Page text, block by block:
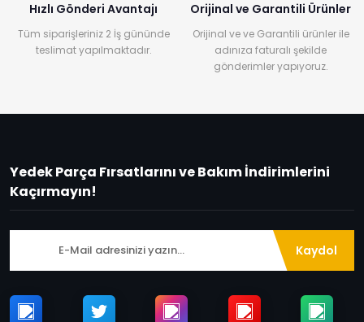
Hızlı Gönderi Avantajı
Tüm siparişleriniz 2 İş gününde
teslimat yapılmaktadır.
Orijinal ve Garantili Ürünler
Orijinal ve ve Garantili ürünler ile
adınıza faturalı şekilde
gönderimler yapıyoruz.
Yedek Parça Fırsatlarını ve Bakım İndirimlerini
Kaçırmayın!
Kaydol